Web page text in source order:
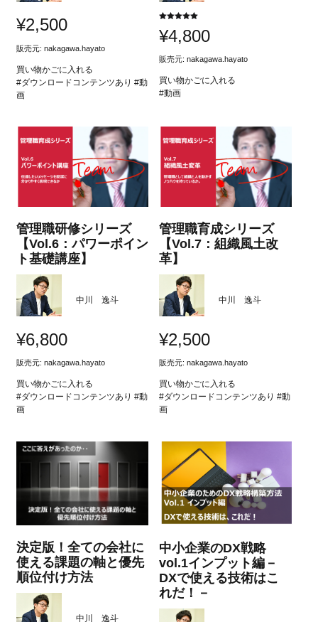
¥2,500
販売元: nakagawa.hayato
買い物かごに入れる
#ダウンロードコンテンツあり #動
画
5.00
の評価
¥4,800
販売元:nakagawa.hayato
買い物かごに入れる
#動画
管理職研修シリーズ
【Vol.6：パワーポイン
ト基礎講座】
中川 逸斗
¥6,800
販売元: nakagawa.hayato
買い物かごに入れる
#ダウンロードコンテンツあり #動
画
管理職育成シリーズ
【Vol.7：組織風土改
革】
中川 逸斗
¥2,500
販売元:nakagawa.hayato
買い物かごに入れる
#ダウンロードコンテンツあり #動
画
決定版！全ての会社に
使える課題の軸と優先
順位付け方法
中川 逸斗
中小企業のDX戦略
vol.1インプット編－
DXで使える技術はこ
れだ！－